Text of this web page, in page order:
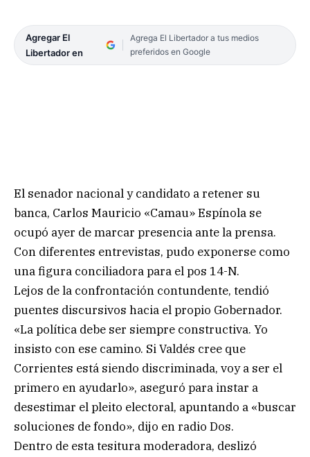
Agregar El
Libertador en
Agrega El Libertador a tus medios
preferidos en Google
El senador nacional y candidato a retener su
banca, Carlos Mauricio «Camau» Espínola se
ocupó ayer de marcar presencia ante la prensa.
Con diferentes entrevistas, pudo exponerse como
una figura conciliadora para el pos 14-N.
Lejos de la confrontación contundente, tendió
puentes discursivos hacia el propio Gobernador.
«La política debe ser siempre constructiva. Yo
insisto con ese camino. Si Valdés cree que
Corrientes está siendo discriminada, voy a ser el
primero en ayudarlo», aseguró para instar a
desestimar el pleito electoral, apuntando a «buscar
soluciones de fondo», dijo en radio Dos.
Dentro de esta tesitura moderadora, deslizó